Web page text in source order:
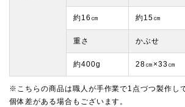
約16㎝ 約15㎝
重さ かぶせ
約400g 28㎝×33㎝
※こちらの商品は職人が手作業で1点づつ製作し
個体差がある場合もございます。